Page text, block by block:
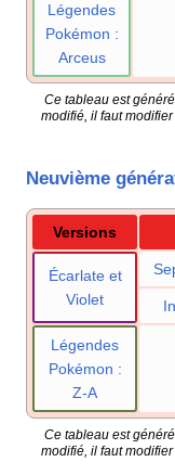
Légendes
Pokémon :
Arceus
Ce tableau est
modifié, il faut
Neuvième
Versions
Écarlate et
Violet
Légendes
Pokémon :
Z-A
Ce tableau est
modifié, il faut